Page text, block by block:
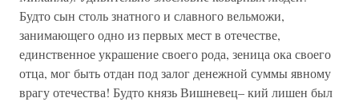
Будто сын столь знатного и славного вельможи,
занимающего одно из первых мест в отечестве,
единственное украшение своего рода, зеница ока своего
отца, мог быть отдан под залог денежной суммы явному
врагу отечества! Будто князь Вишневец– кий лишен был